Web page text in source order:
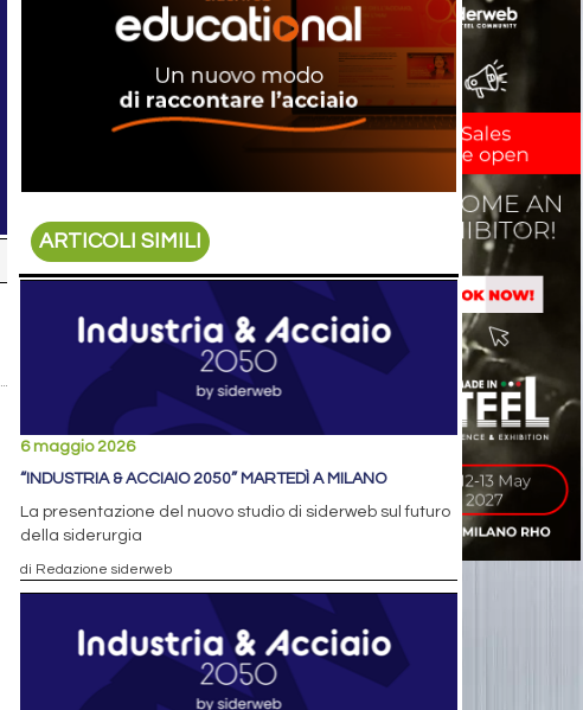
ARTICOLI SIMILI
6 maggio 2026
“INDUSTRIA & ACCIAIO 2050” MARTEDÌ A MILANO
La presentazione del nuovo studio di siderweb sul futuro
della siderurgia
di Redazione siderweb